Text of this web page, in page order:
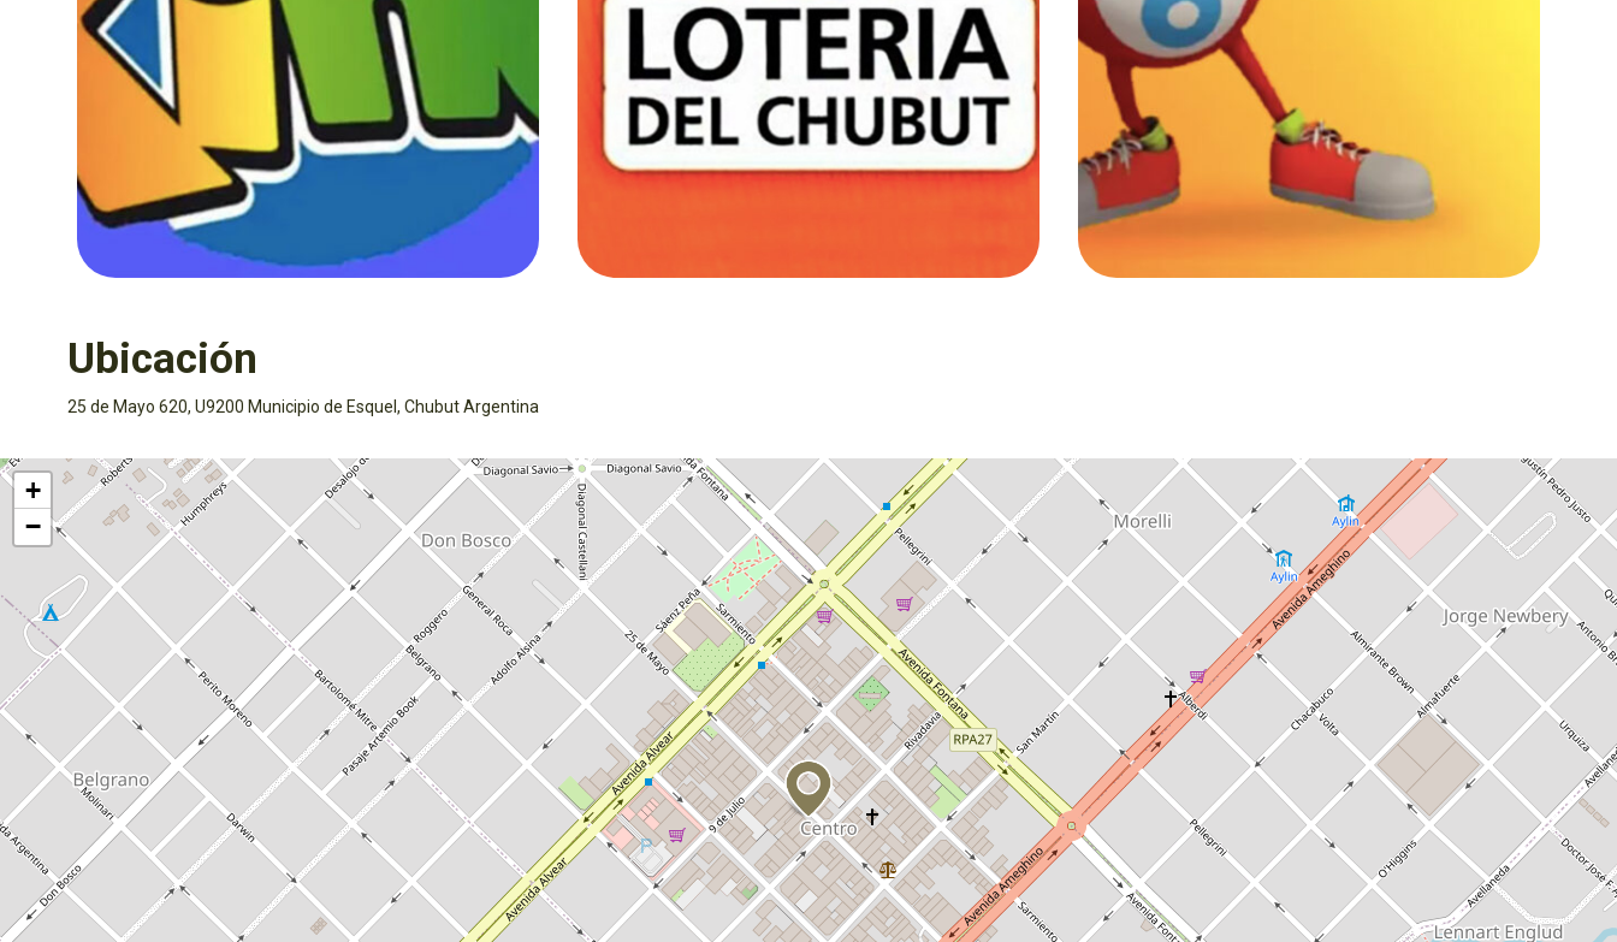
Ubicación
25 de Mayo 620, U9200 Municipio de Esquel, Chubut Argentina
+
−
Activar mapa